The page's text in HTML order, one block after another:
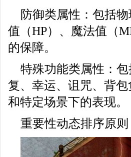
防御类属性：包括
值（HP）、魔法值（
的保障。
特殊功能类属性：
复、幸运、诅咒、背
和特定场景下的表现。
重要性动态排序原则